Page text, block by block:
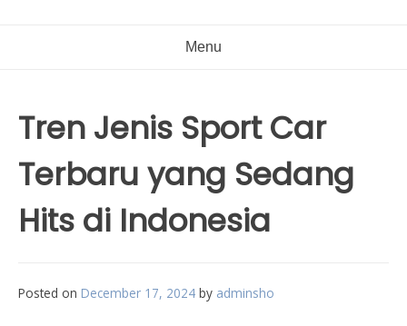
Menu
Tren Jenis Sport Car
Terbaru yang Sedang
Hits di Indonesia
Posted on December 17, 2024 by adminsho